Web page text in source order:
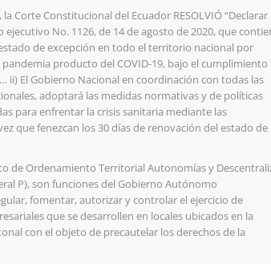
Corte Constitucional del Ecuador RESOLVIÓ “Declarar
No. 1126, de 14 de agosto de 2020, que
de excepción en todo el territorio nacional por
producto del COVID-19, bajo el cumplimiento
ii) El Gobierno Nacional en coordinación con todas las
adoptará las medidas normativas y de políticas
para enfrentar la crisis sanitaria mediante las
que fenezcan los 30 días de renovación del estado de
de Ordenamiento Territorial Autonomías y
P), son funciones del Gobierno Autónomo
fomentar, autorizar y controlar el ejercicio de
que se desarrollen en locales ubicados en la
con el objeto de precautelar los derechos de la